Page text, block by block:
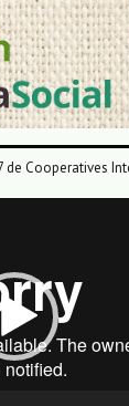
de Cooperatives